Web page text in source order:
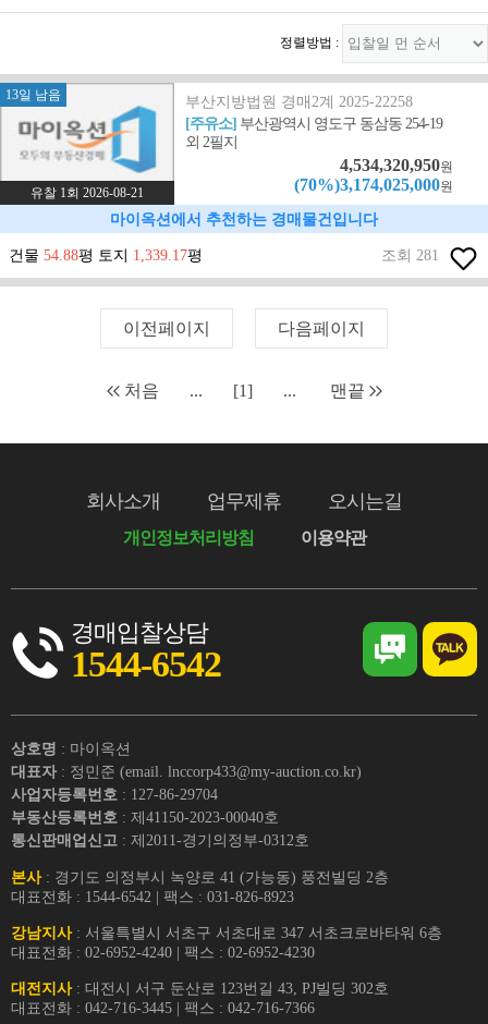
정렬방법 :
13일 남음
유찰 1회 2026-08-21
부산지방법원 경매2계 2025-22258
[주유소] 부산광역시 영도구 동삼동 254-19
외 2필지
4,534,320,950원
(70%)3,174,025,000원
마이옥션에서 추천하는 경매물건입니다
건물 54.88평 토지 1,339.17평 조회 281
이전페이지 다음페이지
처음 ... [1] ... 맨끝
회사소개 업무제휴 오시는길
개인정보처리방침 이용약관
경매입찰상담
1544-6542
상호명 : 마이옥션
대표자 : 정민준 (email. lnccorp433@my-auction.co.kr)
사업자등록번호 : 127-86-29704
부동산등록번호 : 제41150-2023-00040호
통신판매업신고 : 제2011-경기의정부-0312호
본사: 경기도 의정부시 녹양로 41 (가능동) 풍전빌딩 2층
대표전화 : 1544-6542 | 팩스 : 031-826-8923
강남지사: 서울특별시 서초구 서초대로 347 서초크로바타워 6층
대표전화 : 02-6952-4240 | 팩스 : 02-6952-4230
대전지사: 대전시 서구 둔산로 123번길 43, PJ빌딩 302호
대표전화 : 042-716-3445 | 팩스 : 042-716-7366